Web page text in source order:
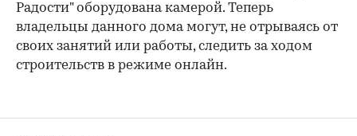
Радости" оборудована камерой. Теперь
владельцы данного дома могут, не отрываясь от
своих занятий или работы, следить за ходом
строительств в режиме онлайн.